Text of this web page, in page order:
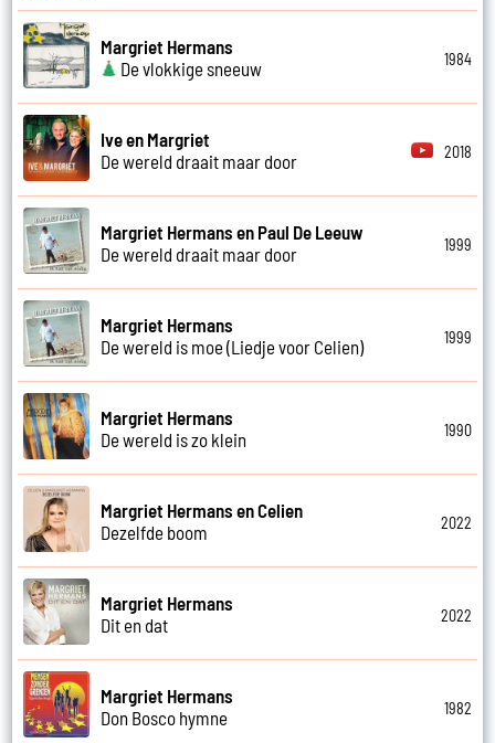
Margriet Hermans
De vlokkige sneeuw
1984
Ive en Margriet
De wereld draait maar door
2018
Margriet Hermans en Paul De Leeuw
De wereld draait maar door
1999
Margriet Hermans
De wereld is moe (Liedje voor Celien)
1999
Margriet Hermans
De wereld is zo klein
1990
Margriet Hermans en Celien
Dezelfde boom
2022
Margriet Hermans
Dit en dat
2022
Margriet Hermans
Don Bosco hymne
1982